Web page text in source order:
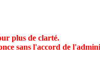
plus de clarté.
sans l'accord de